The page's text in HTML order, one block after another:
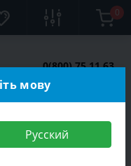
0
0(800) 75 11 63
мову
Русский